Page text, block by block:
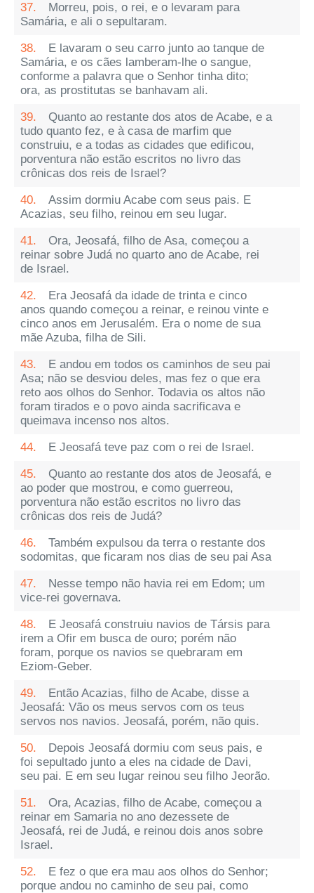
37.
Morreu, pois, o rei, e o levaram para
Samária, e ali o sepultaram.
38.
E lavaram o seu carro junto ao tanque de
Samária, e os cães lamberam-lhe o sangue,
conforme a palavra que o Senhor tinha dito;
ora, as prostitutas se banhavam ali.
39.
Quanto ao restante dos atos de Acabe, e a
tudo quanto fez, e à casa de marfim que
construiu, e a todas as cidades que edificou,
porventura não estão escritos no livro das
crônicas dos reis de Israel?
40.
Assim dormiu Acabe com seus pais. E
Acazias, seu filho, reinou em seu lugar.
41.
Ora, Jeosafá, filho de Asa, começou a
reinar sobre Judá no quarto ano de Acabe, rei
de Israel.
42.
Era Jeosafá da idade de trinta e cinco
anos quando começou a reinar, e reinou vinte e
cinco anos em Jerusalém. Era o nome de sua
mãe Azuba, filha de Sili.
43.
E andou em todos os caminhos de seu pai
Asa; não se desviou deles, mas fez o que era
reto aos olhos do Senhor. Todavia os altos não
foram tirados e o povo ainda sacrificava e
queimava incenso nos altos.
44.
E Jeosafá teve paz com o rei de Israel.
45.
Quanto ao restante dos atos de Jeosafá, e
ao poder que mostrou, e como guerreou,
porventura não estão escritos no livro das
crônicas dos reis de Judá?
46.
Também expulsou da terra o restante dos
sodomitas, que ficaram nos dias de seu pai Asa
47.
Nesse tempo não havia rei em Edom; um
vice-rei governava.
48.
E Jeosafá construiu navios de Társis para
irem a Ofir em busca de ouro; porém não
foram, porque os navios se quebraram em
Eziom-Geber.
49.
Então Acazias, filho de Acabe, disse a
Jeosafá: Vão os meus servos com os teus
servos nos navios. Jeosafá, porém, não quis.
50.
Depois Jeosafá dormiu com seus pais, e
foi sepultado junto a eles na cidade de Davi,
seu pai. E em seu lugar reinou seu filho Jeorão.
51.
Ora, Acazias, filho de Acabe, começou a
reinar em Samaria no ano dezessete de
Jeosafá, rei de Judá, e reinou dois anos sobre
Israel.
52.
E fez o que era mau aos olhos do Senhor;
porque andou no caminho de seu pai, como